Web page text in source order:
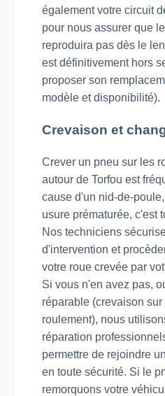
également votre circuit
pour nous assurer que
reproduira pas dès le
est définitivement hors
proposer son
modèle et disponibilité).
Crevaison et
Crever un pneu sur les
autour de Torfou est
cause d'un nid-de-
usure prématurée, c'est
Nos techniciens
d'intervention et
votre roue crevée par
Si vous n'en avez pas,
réparable (crevaison
roulement), nous
réparation
permettre de rejoindre
en toute sécurité. Si le
remorquons votre